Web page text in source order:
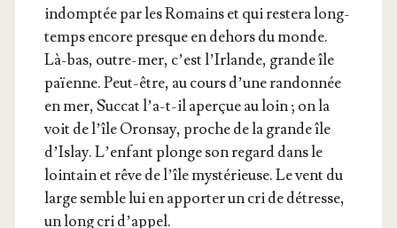
indomp­tée par les Romains et qui res­te­ra long­
temps encore presque en dehors du monde.
Là-bas, outre-mer, c’est l’Ir­lande, grande île
païenne. Peut-être, au cours d’une ran­don­née
en mer, Suc­cat l’a-t-il aper­çue au loin ; on la
voit de l’île Oron­say, proche de la grande île
d’Is­lay. L’en­fant plonge son regard dans le
loin­tain et rêve de l’île mys­té­rieuse. Le vent du
large semble lui en appor­ter un cri de détresse,
un long cri d’appel.